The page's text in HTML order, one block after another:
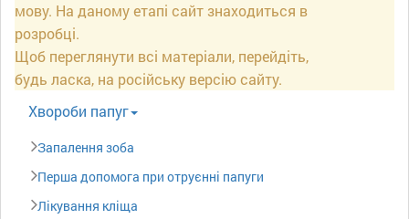
мову. На даному етапі сайт знаходиться в
розробці.
Щоб переглянути всі матеріали, перейдіть,
будь ласка, на російську версію сайту.
Xвороби папуг
Запалення зоба
Перша допомога при отруєнні папуги
Лікування кліща